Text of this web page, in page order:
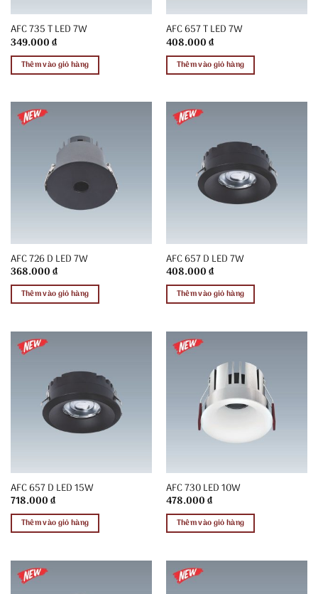
AFC 735 T LED 7W
349.000₫
Thêm vào giỏ hàng
AFC 657 T LED 7W
408.000₫
Thêm vào giỏ hàng
AFC 726 D LED 7W
368.000₫
Thêm vào giỏ hàng
AFC 657 D LED 7W
408.000₫
Thêm vào giỏ hàng
AFC 657 D LED 15W
718.000₫
Thêm vào giỏ hàng
AFC 730 LED 10W
478.000₫
Thêm vào giỏ hàng